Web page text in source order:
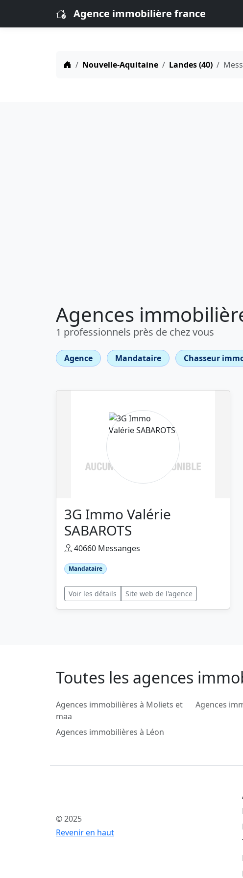
Agence immobilière france
Nouvelle-Aquitaine Landes (40)
Agences
1 professionnels près de chez vous
Agence Mandataire Chasseur
3G Immo Valérie
SABAROTS
40660 Messanges
Mandataire
Voir les détails Site web de l'agence
Toutes les agences
Agences immobilières à Moliets et
maa
Agences
Agences immobilières à Léon
© 2025
Revenir en haut